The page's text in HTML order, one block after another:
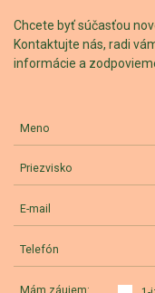
Chcete byť súčasťou
Kontaktujte nás, radi
informácie a
Meno
Priezvisko
E-mail
Telefón